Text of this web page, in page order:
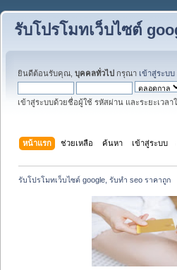
รับโปรโมทเว็บไซต์
ยินดีต้อนรับคุณ, บุคคลทั่วไป กรุณา เข้าสู่ระบบ
เข้าสู่ระบบด้วยชื่อผู้ใช้ รหัสผ่าน และระยะเวลา
หน้าแรก ช่วยเหลือ ค้นหา เข้าสู่ระบบ
รับโปรโมทเว็บไซต์ google, รับทำ seo ราคาถูก